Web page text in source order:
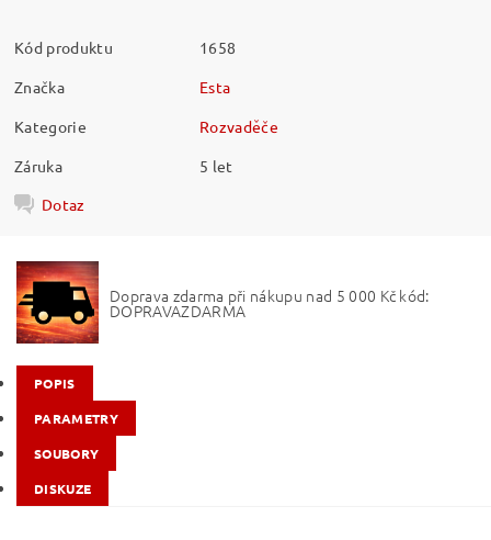
Kód produktu
1658
Značka
Esta
Kategorie
Rozvaděče
Záruka
5 let
Dotaz
Doprava zdarma při nákupu nad 5 000 Kč kód:
DOPRAVAZDARMA
POPIS
PARAMETRY
SOUBORY
DISKUZE